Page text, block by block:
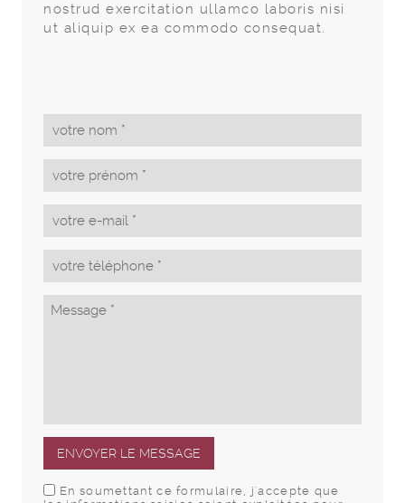
nostrud exercitation ullamco laboris nisi
ut aliquip ex ea commodo consequat.
ENVOYER LE MESSAGE
En soumettant ce formulaire, j'accepte que